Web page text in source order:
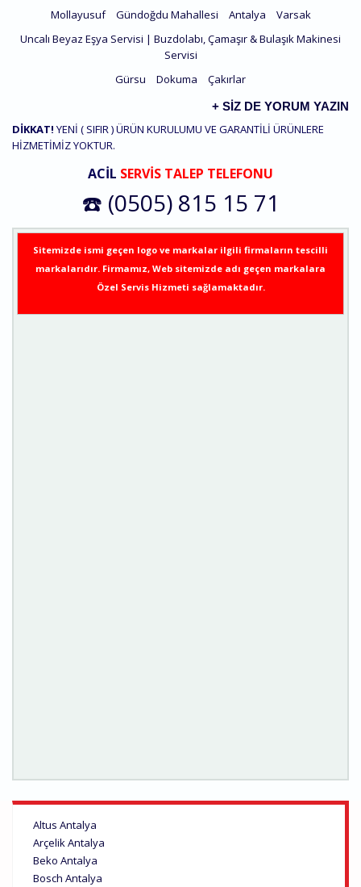
Mollayusuf Gündoğdu Mahallesi Antalya
Varsak
Uncalı Beyaz Eşya Servisi | Buzdolabı, Çamaşır & Bulaşık Makinesi
Servisi
Gürsu
Dokuma Çakırlar
+ SIZ DE YORUM YAZIN
DİKKAT! YENİ ( SIFIR ) ÜRÜN KURULUMU VE GARANTİLİ ÜRÜNLERE
HİZMETİMİZ YOKTUR.
ACİL SERVİS TALEP TELEFONU
☎️ (0505) 815 15 71
Sitemizde ismi geçen logo ve markalar ilgili firmaların tescilli
markalarıdır. Firmamız, Web sitemizde adı geçen markalara
Özel Servis Hizmeti sağlamaktadır.
Altus Antalya
Arçelik Antalya
Beko Antalya
Bosch Antalya